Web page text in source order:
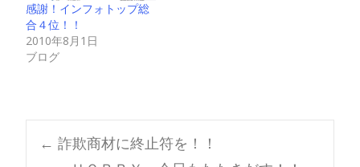
感謝！インフォトップ総
合４位！！
2010年8月1日
ブログ
Post
← 詐欺商材に終止符を！！